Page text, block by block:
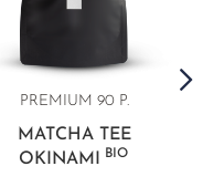
PREMIUM 90 P.
MATCHA TEE
OKINAMI
BIO